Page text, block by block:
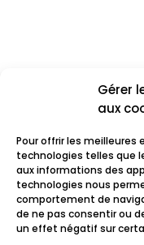
Gérer
aux
Pour offrir les meilleures
technologies telles que
aux informations des
technologies nous
comportement de
de ne pas consentir ou
un effet négatif sur
Eleonora